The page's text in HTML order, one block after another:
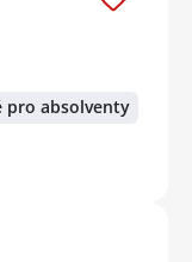
pro absolventy